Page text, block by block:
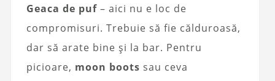
Geaca de puf– aici nu e loc de
compromisuri. Trebuie să fie călduroasă,
dar să arate bine și la bar. Pentru
picioare, moon boots sau ceva